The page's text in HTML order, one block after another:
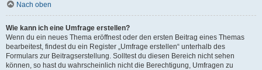
Nach oben
Wie kann ich eine Umfrage erstellen?
Wenn du ein neues Thema eröffnest oder den ersten Beitrag eines Themas
bearbeitest, findest du ein Register „Umfrage erstellen“ unterhalb des
Formulars zur Beitragserstellung. Solltest du diesen Bereich nicht sehen
können, so hast du wahrscheinlich nicht die Berechtigung, Umfragen zu